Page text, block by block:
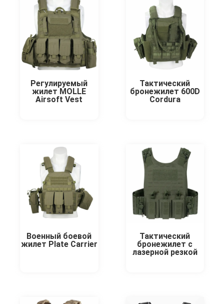
Регулируемый
жилет MOLLE
Airsoft Vest
Тактический
бронежилет 600D
Cordura
Военный боевой
жилет Plate Carrier
Тактический
бронежилет с
лазерной резкой